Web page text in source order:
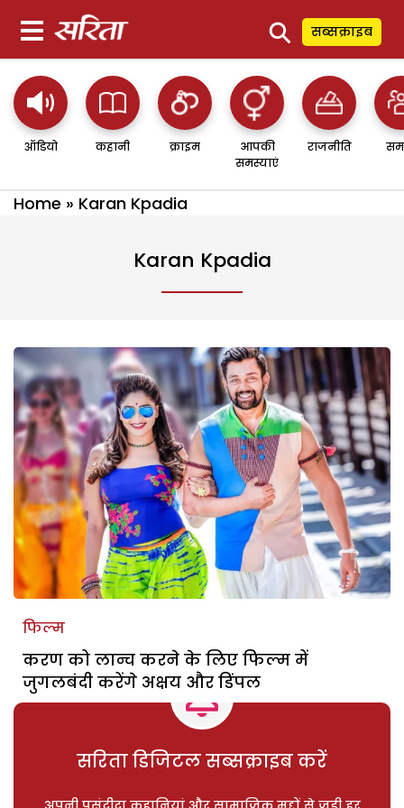
⚲ सब्सक्राइब
ऑडियो कहानी क्राइम
आपकी
समस्याएं
राजनीति
Home » Karan Kpadia
Karan Kpadia
फिल्म
करण को लान्च करने के लिए फिल्म में
जुगलबंदी करेंगे अक्षय और डिंपल
सरिता डिजिटल सब्सक्राइब करें